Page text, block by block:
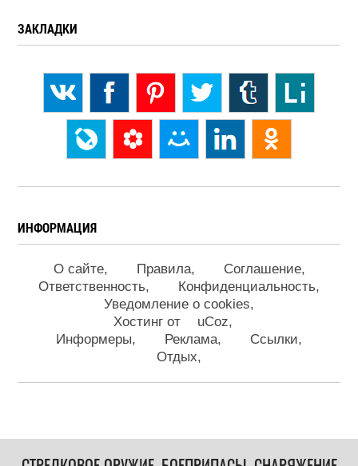
ЗАКЛАДКИ
ИНФОРМАЦИЯ
О сайте Правила
Соглашение
Ответственность
Конфиденциальность
Уведомление о cookies
Хостинг от
uCoz
Информеры
Реклама
Ссылки
Отдых